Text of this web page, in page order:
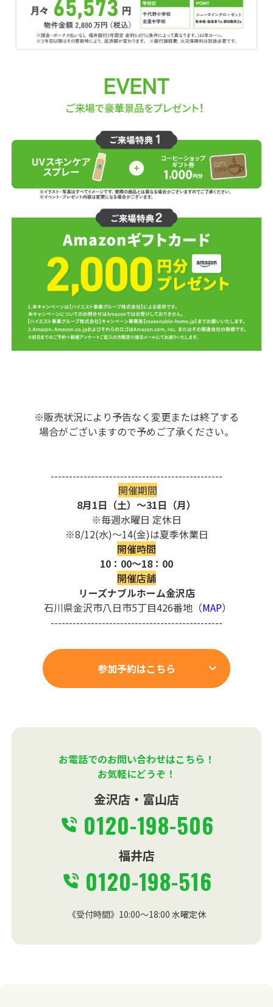
※販売状況により予告なく変更または終了する
場合がございますので予めご了承ください。
-----------------------------------------------
開催期間
8月1日（土）～31日（月）
※毎週水曜日 定休日
※8/12(水)～14(金)は夏季休業日
開催時間
10 ： 00～18： 00
開催店舗
リーズナブルホーム金沢店
石川県金沢市八日市5丁目426番地（MAP）
-----------------------------------------------
参加予約はこちら
お電話でのお問い合わせはこちら！
お気軽にどうぞ！
金沢店・富山店
0120-198-506
福井店
0120-198-516
《受付時間》10:00～18:00 水曜定休